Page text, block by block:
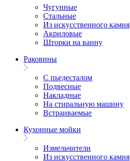
Чугунные
Стальные
Из искусственного камня
Акриловые
Шторки на ванну
Раковины
С пьедесталом
Подвесные
Накладные
На стиральную машину
Встраиваемые
Кухонные мойки
Измельчители
Из искусственного камня